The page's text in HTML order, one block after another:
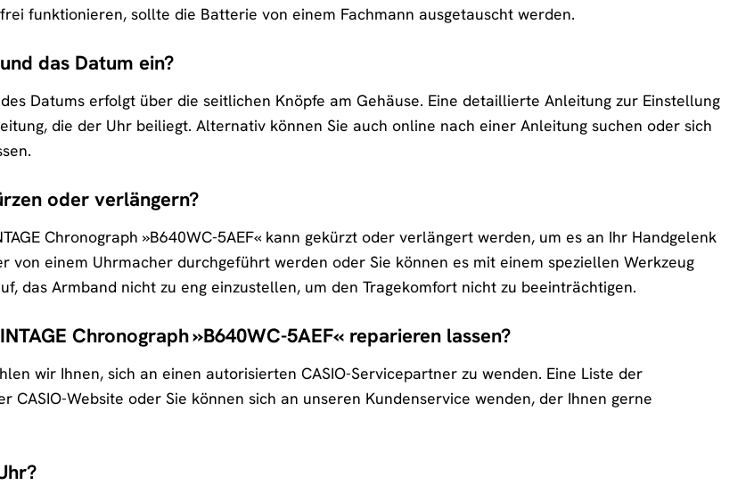
funktionieren, sollte die Batterie von einem Fachmann ausgetauscht werden.
das Datum ein?
Datums erfolgt über die seitlichen Knöpfe am Gehäuse. Eine detaillierte Anleitung zur Einstellung
die der Uhr beiliegt. Alternativ können Sie auch online nach einer Anleitung suchen oder sich
oder verlängern?
Chronograph »B640WC-5AEF« kann gekürzt oder verlängert werden, um es an Ihr Handgelenk
von einem Uhrmacher durchgeführt werden oder Sie können es mit einem speziellen Werkzeug
das Armband nicht zu eng einzustellen, um den Tragekomfort nicht zu beeinträchtigen.
Chronograph »B640WC-5AEF« reparieren lassen?
wir Ihnen, sich an einen autorisierten CASIO-Servicepartner zu wenden. Eine Liste der
CASIO-Website oder Sie können sich an unseren Kundenservice wenden, der Ihnen gerne